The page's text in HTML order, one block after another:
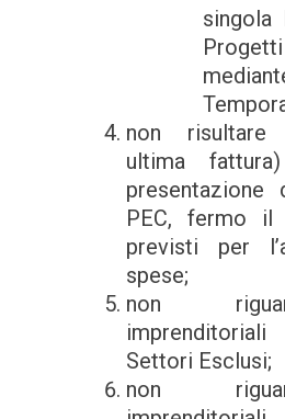
singola
non risultare
ultima
presentazione
PEC, fermo
previsti per
spese;
non
Settori Esclusi;
non